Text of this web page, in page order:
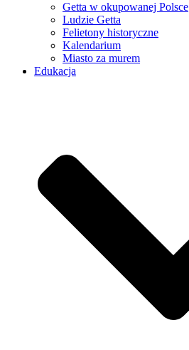
Getta w okupowanej Polsce
Ludzie Getta
Felietony historyczne
Kalendarium
Miasto za murem
Edukacja